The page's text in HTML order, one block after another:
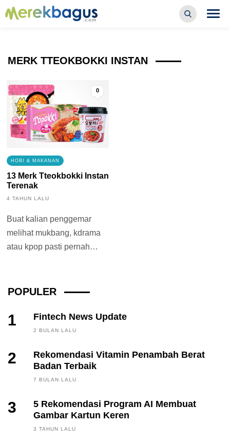
MERK TTEOKBOKKI INSTAN
0
HOBI & MAKANAN
13 Merk Tteokbokki Instan
Terenak
4 TAHUN LALU
Buat kalian penggemar
melihat mukbang, kdrama
atau kpop pasti pernah
satu makanan berbentuk...
POPULER
1 Fintech News Update
2 BULAN LALU
2
Rekomendasi Vitamin Penambah Berat
Badan Terbaik
7 BULAN LALU
3
5 Rekomendasi Program AI Membuat
Gambar Kartun Keren
3 TAHUN LALU